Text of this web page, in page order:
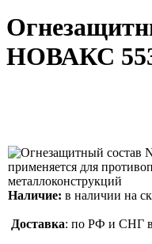
НОВАКС
Наличие: в наличии на
Доставка: по РФ и СНГ в